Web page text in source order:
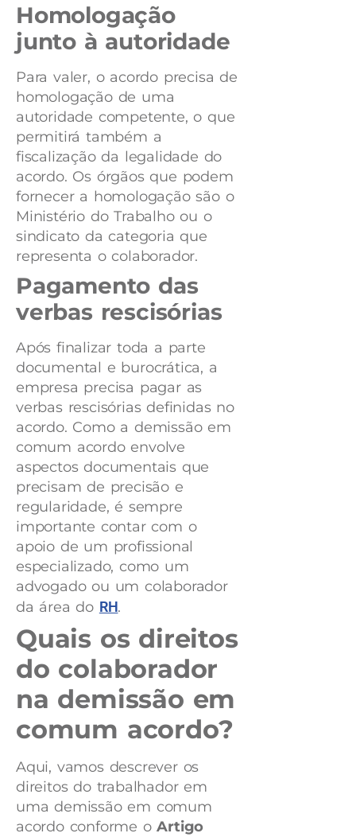
Homologação
junto à autoridade
Para valer, o acordo precisa de
homologação de uma
autoridade competente, o que
permitirá também a
fiscalização da legalidade do
acordo. Os órgãos que podem
fornecer a homologação são o
Ministério do Trabalho ou o
sindicato da categoria que
representa o colaborador.
Pagamento das
verbas rescisórias
Após finalizar toda a parte
documental e burocrática, a
empresa precisa pagar as
verbas rescisórias definidas no
acordo. Como a demissão em
comum acordo envolve
aspectos documentais que
precisam de precisão e
regularidade, é sempre
importante contar com o
apoio de um profissional
especializado, como um
advogado ou um colaborador
da área do RH.
Quais os direitos
do colaborador
na demissão em
comum acordo?
Aqui, vamos descrever os
direitos do trabalhador em
uma demissão em comum
acordo conforme oArtigo